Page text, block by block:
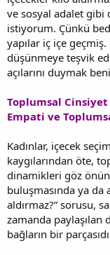
ve sosyal adalet
istiyorum. Çünkü
yapılar iç içe
düşünmeye teşvik
açılarını duymak
Toplumsal Cinsiyet
Empati ve
Kadınlar, içecek
kaygılarından öte,
dinamikleri göz
buluşmasında ya da
aldırmaz?” sorusu,
zamanda paylaşılan
bağların bir